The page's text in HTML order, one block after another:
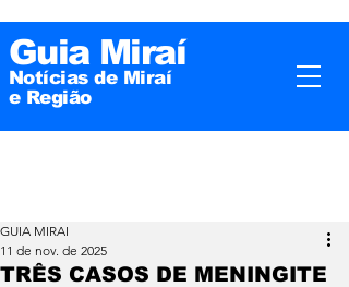
Guia Miraí
Notícias de Miraí
e Região
TRÊS CASOS DE MENINGITE
GUIA MIRAI
11 de nov. de 2025